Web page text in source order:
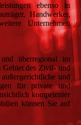
ebenso in
Handwerker,
Unternehmen
überregional im
Gebiet des Zivil- und
und
für private und
kompetenter
können Sie auf